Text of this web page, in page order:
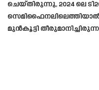
ചെയ്‌തിരുന്നു, 2024 ലെ
മുൻകൂട്ടി